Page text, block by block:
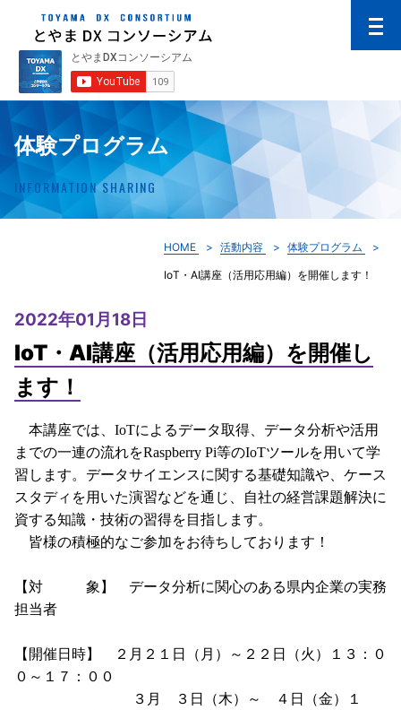
体験プログラム
INFORMATION SHARING
HOME 活動内容 体験プログラム
IoT・AI講座（活用応用編）を開催します！
2022年01月18日
IoT・AI講座（活用応用編）を開催し
ます！
本講座では、IoTによるデータ取得、データ分析や活用
までの一連の流れをRaspberry Pi等のIoTツールを用いて学
習します。データサイエンスに関する基礎知識や、ケース
スタディを用いた演習などを通じ、自社の経営課題解決に
資する知識・技術の習得を目指します。
皆様の積極的なご参加をお待ちしております！
【対 象】 データ分析に関心のある県内企業の実務
担当者
【開催日時】 ２月２１日（月）～２２日（火）１３：０
０～１７：００
３月 ３日（木）～ ４日（金）１